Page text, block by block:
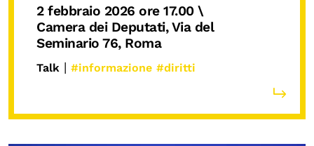
Progetti Internazionali
Pubblicazioni
Storie di Resistenza, ottant’anni dopo
2 febbraio 2026 ore 17.00 \
Camera dei Deputati, Via del
Seminario 76, Roma
Talk | #informazione #diritti